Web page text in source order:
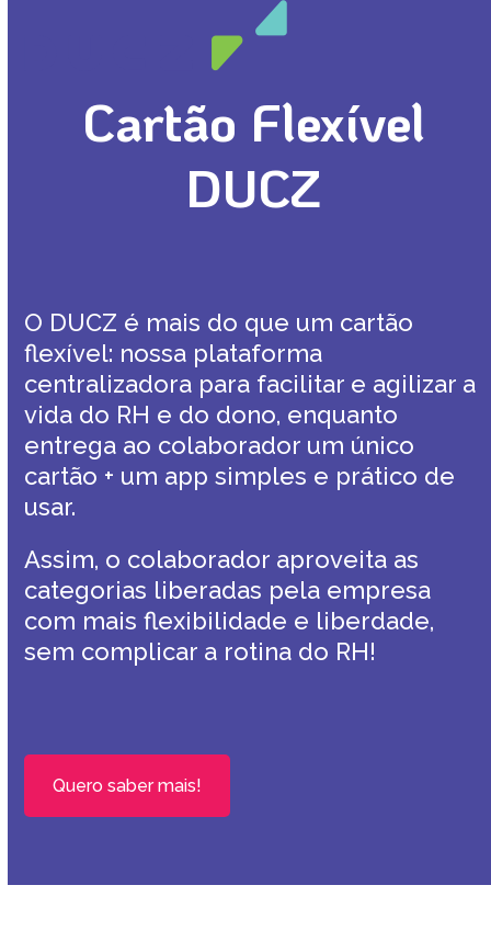
Cartão Flexível
DUCZ
O DUCZ é mais do que um cartão
flexível: nossa plataforma
centralizadora para facilitar e agilizar a
vida do RH e do dono, enquanto
entrega ao colaborador um único
cartão + um app simples e prático de
usar.
Assim, o colaborador aproveita as
categorias liberadas pela empresa
com mais flexibilidade e liberdade,
sem complicar a rotina do RH!
Quero saber mais!